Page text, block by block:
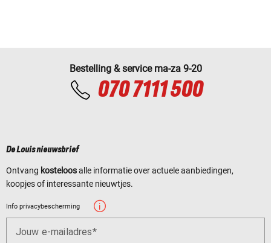
Bestelling & service ma-za 9-20
070 7111 500
De Louis nieuwsbrief
Ontvang kosteloosalle informatie over actuele aanbiedingen,
koopjes of interessante nieuwtjes.
Info privacybescherming
Jouw e-mailadres